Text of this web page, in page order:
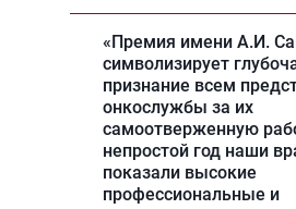
«Премия имени А.И.
символизирует
признание всем
онкослужбы за их
самоотверженную
непростой год наши
показали высокие
профессиональные и